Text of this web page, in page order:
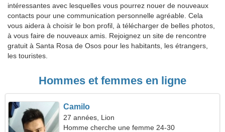
intéressantes avec lesquelles vous pourrez nouer de nouveaux
contacts pour une communication personnelle agréable. Cela
vous aidera à choisir le bon profil, à télécharger de belles photos,
à vous faire de nouveaux amis. Rejoignez un site de rencontre
gratuit à Santa Rosa de Osos pour les habitants, les étrangers,
les touristes.
Hommes et femmes en ligne
Camilo
27 années, Lion
Homme cherche une femme 24-30